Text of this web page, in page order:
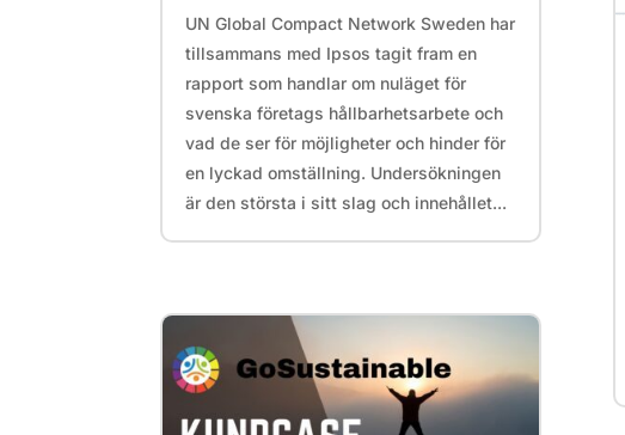
UN Global Compact Network Sweden har
tillsammans med Ipsos tagit fram en
rapport som handlar om nuläget för
svenska företags hållbarhetsarbete och
vad de ser för möjligheter och hinder för
en lyckad omställning. Undersökningen
är den största i sitt slag och innehållet...